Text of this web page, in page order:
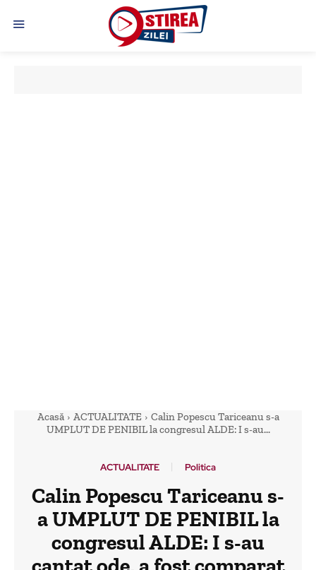
Acasă ACTUALITATE
Calin Popescu Tariceanu s-a
UMPLUT DE PENIBIL la congresul ALDE: I s-au...
ACTUALITATE Politica
Calin Popescu Tariceanu s-
a UMPLUT DE PENIBIL la
congresul ALDE: I s-au